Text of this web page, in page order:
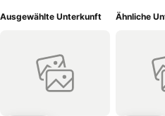
Frühstücksbuffet wird bei schönem
hat einen 42 Kilometer langen
Seebad Ahlbeck gehört zur
drei Kaiserbäder der Insel.
Ausgewählte Unterkunft Ähnliche